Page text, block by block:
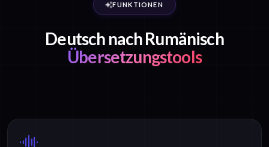
FUNKTIONEN
Deutsch nach Rumänisch
Übersetzungstools